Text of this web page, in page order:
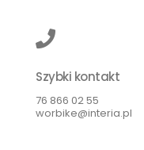
Szybki kontakt
76 866 02 55
worbike@interia.pl